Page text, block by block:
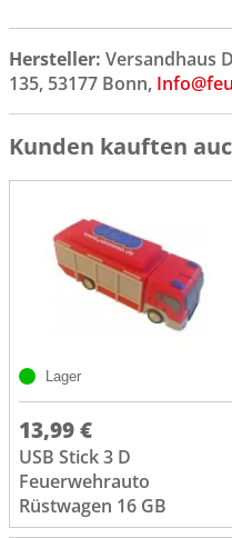
Hersteller: Versandhaus
135, 53177 Bonn,
Kunden kauften
Lager
13,99 €
USB Stick 3 D
Feuerwehrauto
Rüstwagen 16 GB